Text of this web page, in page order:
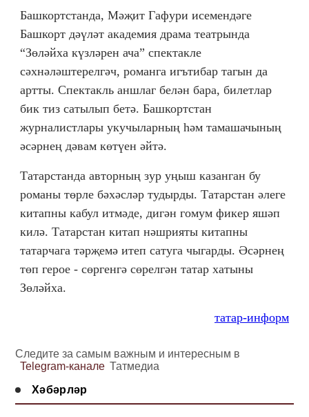
Башкортстанда, Мәҗит Гафури исемендәге
Башкорт дәүләт академия драма театрында
“Зөләйха күзләрен ача” спектакле
сәхнәләштерелгәч, романга игътибар тагын да
артты. Спектакль аншлаг белән бара, билетлар
бик тиз сатылып бетә. Башкортстан
журналистлары укучыларның һәм тамашачының
әсәрнең дәвам көтүен әйтә.
Татарстанда авторның зур уңыш казанган бу
романы төрле бәхәсләр тудырды. Татарстан әлеге
китапны кабул итмәде, дигән гомум фикер яшәп
килә. Татарстан китап нәшрияты китапны
татарчага тәрҗемә итеп сатуга чыгарды. Әсәрнең
төп герое - сөргенгә сөрелгән татар хатыны
Зөләйха.
татар-информ
Следите за самым важным и интересным в
Telegram-канале Татмедиа
Хәбәрләр